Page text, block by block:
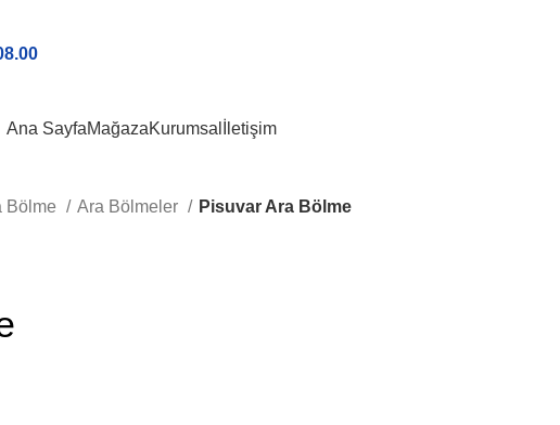
Ana SayfaMağazaKurumsal İletişim
Bölme Ara Bölmeler
Pisuvar Ara Bölme